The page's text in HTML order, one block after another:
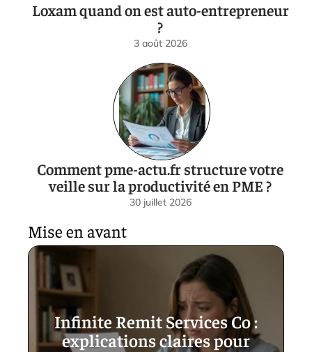
Loxam quand on est auto-entrepreneur
?
3 août 2026
Comment pme-actu.fr structure votre
veille sur la productivité en PME ?
30 juillet 2026
Mise en avant
Infinite Remit Services Co :
explications claires pour